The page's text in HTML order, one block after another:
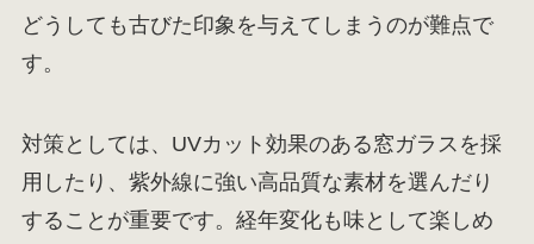
どうしても古びた印象を与えてしまうのが難点で
す。
対策としては、UVカット効果のある窓ガラスを採
用したり、紫外線に強い高品質な素材を選んだり
することが重要です。経年変化も味として楽しめ